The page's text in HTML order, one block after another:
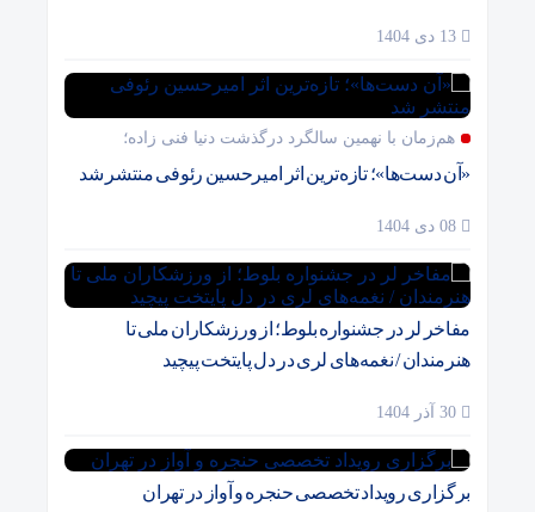
هم‌زمان با نهمین سالگرد درگذشت دنیا فنی زاده؛
«آن دست‌ها»؛ تازه‌ترین اثر امیرحسین رئوفی منتشر شد
مفاخر لر در جشنواره بلوط؛ از ورزشکاران ملی تا
هنرمندان / نغمه‌های لری در دل پایتخت پیچید
برگزاری رویداد تخصصی حنجره و آواز در تهران